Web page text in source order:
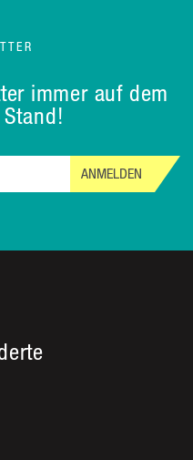
immer auf dem
ANMELDEN